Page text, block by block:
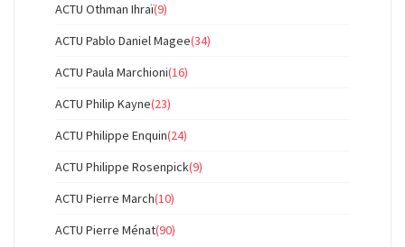
ACTU Othman Ihraï(9)
ACTU Pablo Daniel Magee(34)
ACTU Paula Marchioni(16)
ACTU Philip Kayne(23)
ACTU Philippe Enquin(24)
ACTU Philippe Rosenpick(9)
ACTU Pierre March(10)
ACTU Pierre Ménat(90)